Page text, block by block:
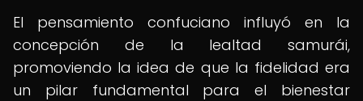
El pensamiento confuciano influyó en la
concepción de la lealtad samurái,
promoviendo la idea de que la fidelidad era
un pilar fundamental para el bienestar